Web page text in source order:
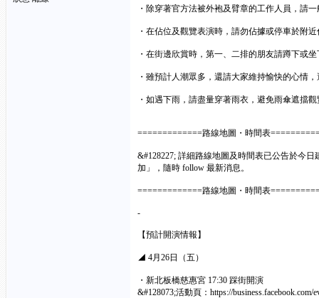
・除穿著官方法被外袍及臂章的工作人員，請
・在佔位及觀覽表演時，請勿佔據或停車於附
・在街邊欣賞時，第一、二排的朋友請蹲下或
・雖預計人潮眾多，還請大家維持愉快的心情
・如遇下雨，請盡量穿著雨衣，避免雨傘遮擋
=============路線地圖・時間表
&#128227; 詳細路線地圖及時間表已公告於今
加」，隨時 follow 最新消息。
=============路線地圖・時間表
-
【預計開演情報】
◢ 4月26日（五）
・新北板橋慈惠宮 17:30 踩街開演
&#128073;活動頁： https://business.facebook.com/